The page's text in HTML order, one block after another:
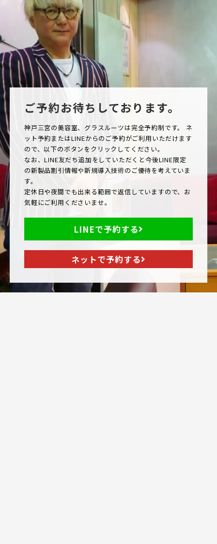
ご予約お待ちしております。
神戸三宮の美容室、グラスルーツは完全予約制です。 ネ
ット予約またはLINEからのご予約がご利用いただけます
ので、以下のボタンをクリックしてください。
なお、LINE友だち追加をしていただくと今後LINE限定
の新製品割引情報や新規導入技術のご優待を考えていま
す。
定休日や夜間でも出来る範囲で返信していますので、お
気軽にご利用くださいませ。
LINEで予約する
ネットで予約する